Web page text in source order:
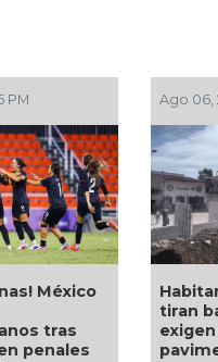
Ago 06, 2026 / 10:53 PM
Habitantes de Chocaman
tiran bardas de parque;
exigen obras de
pavimentación y drenaje